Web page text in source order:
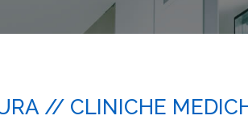
// CLINICHE